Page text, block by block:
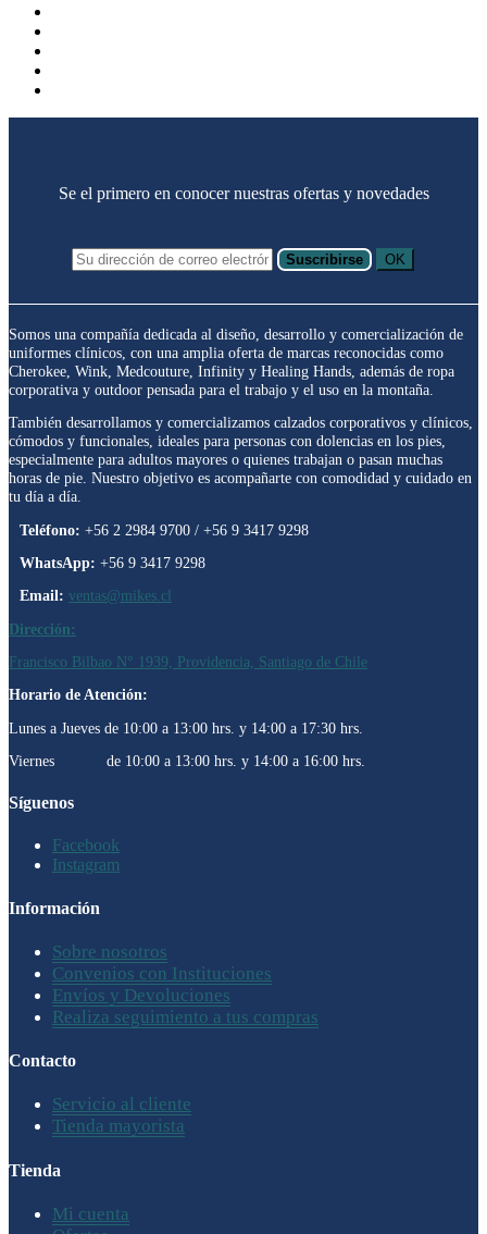
Se el primero en conocer nuestras ofertas y novedades
Suscribirse OK
Somos una compañía dedicada al diseño, desarrollo y comercialización de
uniformes clínicos, con una amplia oferta de marcas reconocidas como
Cherokee, Wink, Medcouture, Infinity y Healing Hands, además de ropa
corporativa y outdoor pensada para el trabajo y el uso en la montaña.
También desarrollamos y comercializamos calzados corporativos y clínicos,
cómodos y funcionales, ideales para personas con dolencias en los pies,
especialmente para adultos mayores o quienes trabajan o pasan muchas
horas de pie. Nuestro objetivo es acompañarte con comodidad y cuidado en
tu día a día.
Teléfono: +56 2 2984 9700 / +56 9 3417 9298
WhatsApp: +56 9 3417 9298
Email: ventas@mikes.cl
Dirección:
Francisco Bilbao N° 1939, Providencia, Santiago de Chile
Horario de Atención:
Lunes a Jueves de 10:00 a 13:00 hrs. y 14:00 a 17:30 hrs.
Viernes de 10:00 a 13:00 hrs. y 14:00 a 16:00 hrs.
Síguenos
Facebook
Instagram
Información
Sobre nosotros
Convenios con Instituciones
Envíos y Devoluciones
Realiza seguimiento a tus compras
Contacto
Servicio al cliente
Tienda mayorista
Tienda
Mi cuenta